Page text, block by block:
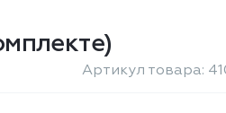
Артикул товара: